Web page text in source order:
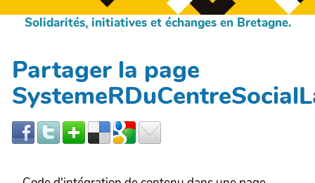
Solidarités, initiatives et échanges en Bretagne.
Partager la page